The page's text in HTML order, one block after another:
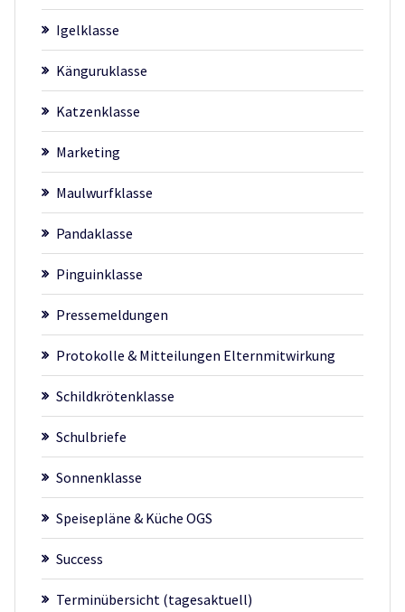
Igelklasse
Känguruklasse
Katzenklasse
Marketing
Maulwurfklasse
Pandaklasse
Pinguinklasse
Pressemeldungen
Protokolle & Mitteilungen Elternmitwirkung
Schildkrötenklasse
Schulbriefe
Sonnenklasse
Speisepläne & Küche OGS
Success
Terminübersicht (tagesaktuell)